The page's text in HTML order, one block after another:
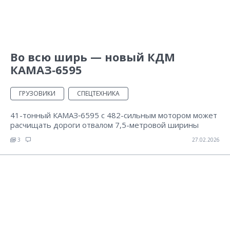
Во всю ширь — новый КДМ
КАМАЗ‑6595
ГРУЗОВИКИ СПЕЦТЕХНИКА
41-тонный КАМАЗ‑6595 с 482-сильным мотором может
расчищать дороги отвалом 7,5-метровой ширины
3 27.02.2026